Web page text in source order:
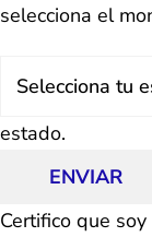
selecciona el
estado.
ENVIAR
Certifico que